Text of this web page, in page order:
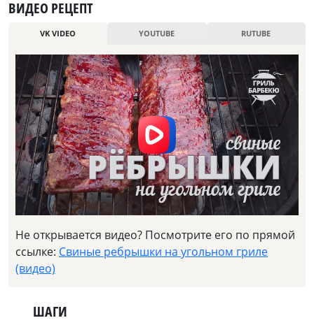
ВИДЕО РЕЦЕПТ
VK VIDEO YOUTUBE RUTUBE
Не открывается видео? Посмотрите его по прямой
ссылке: Свиные ребрышки на угольном гриле
(видео)
ШАГИ